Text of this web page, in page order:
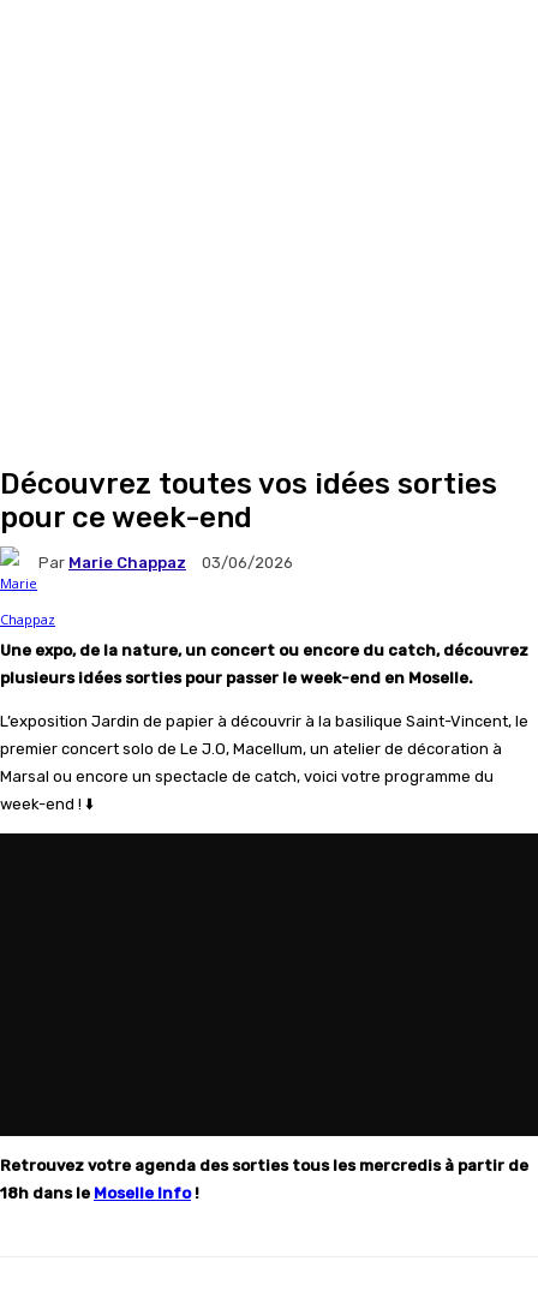
Découvrez toutes vos idées sorties
pour ce week-end
Par Marie Chappaz 03/06/2026
Une expo, de la nature, un concert ou encore du catch, découvrez
plusieurs idées sorties pour passer le week-end en Moselle.
L’exposition Jardin de papier à découvrir à la basilique Saint-Vincent, le
premier concert solo de Le J.O, Macellum, un atelier de décoration à
Marsal ou encore un spectacle de catch, voici votre programme du
week-end ! ⬇️
Retrouvez votre agenda des sorties tous les mercredis à partir de
18h dans le Moselle Info!